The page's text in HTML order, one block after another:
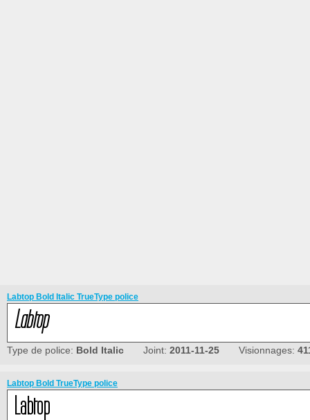
Labtop Bold Italic TrueType police
Type de police: Bold Italic Joint: 2011-11-25 Visionnages:
Labtop Bold TrueType police